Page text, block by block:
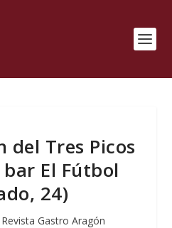
del Tres Picos
El Fútbol
24)
Revista Gastro Aragón